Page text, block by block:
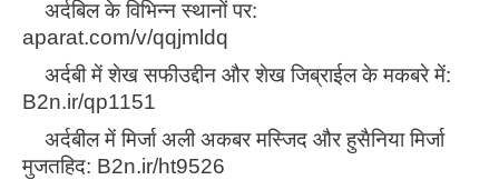
अर्दबिल के विभिन्न स्थानों पर:
aparat.com/v/qqjmldq
अर्दबी में शेख सफीउद्दीन और शेख जिब्राईल के मकबरे में:
B2n.ir/qp1151
अर्दबील में मिर्जा अली अकबर मस्जिद और हुसैनिया मिर्जा
मुजतहिद: B2n.ir/ht9526